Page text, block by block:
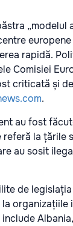
„modelul
rapidă.
Comisiei
criticată și
.
au fost
referă la țările
au sosit
de legislația
organizațiile